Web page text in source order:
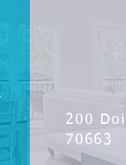
200
70663